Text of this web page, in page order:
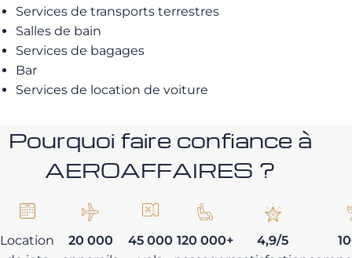
Services de transports terrestres
Salles de bain
Services de bagages
Bar
Services de location de voiture
Pourquoi faire confiance à
AEROAFFAIRES ?
Location
20 000
45 000 120 000+
4,9/5